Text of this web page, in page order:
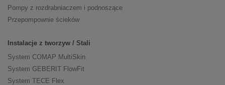
Pompy z rozdrabniaczem i podnoszące
Przepompownie ścieków
Instalacje z tworzyw / Stali
System COMAP MultiSkin
System GEBERIT FlowFit
System TECE Flex